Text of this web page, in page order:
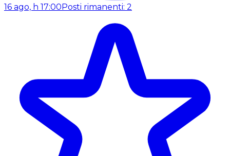
16 ago, h 17:00 Posti rimanenti: 2